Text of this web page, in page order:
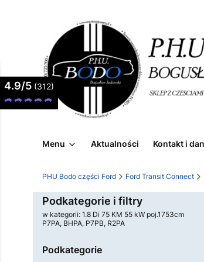
Menu Aktualności Kontakt i
PHU Bodo części Ford Ford Transit Connect
Podkategorie i filtry
w kategorii: 1.8 Di 75 KM 55 kW poj.1753cm
P7PA, BHPA, P7PB, R2PA
Podkategorie
4.9/5 (312)